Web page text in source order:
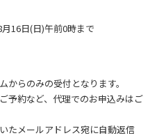
16日(日)午前0時まで
らのみの受付となります。
予約など、代理でのお申込みはご
たメールアドレス宛に自動返信